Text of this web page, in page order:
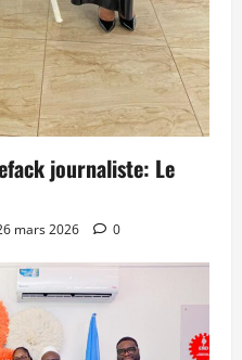
journaliste: Le
mars 2026 0